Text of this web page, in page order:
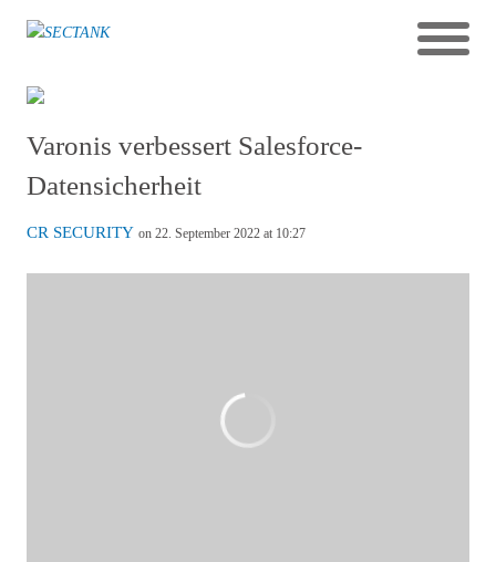
Varonis verbessert Salesforce-
Datensicherheit
CR SECURITY on 22. September 2022 at 10:27